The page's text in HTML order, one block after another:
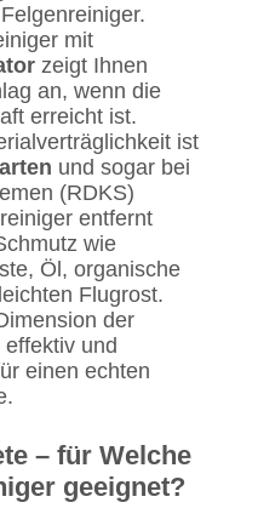
mit
zeigt Ihnen
an, wenn die
erreicht ist.
ist
und sogar bei
(RDKS)
entfernt
wie
Öl, organische
Flugrost.
der
und
einen echten
– für Welche
geeignet?